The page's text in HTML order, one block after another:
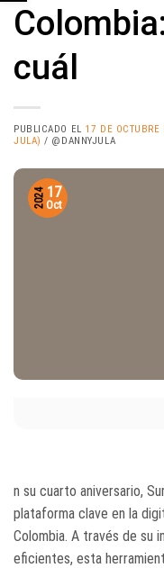
cuál
PUBLICADO EL 17 DE OCTUBRE
JULA) / @DANNYJULA
17
Oct
2024
n su cuarto aniversario,
plataforma clave en la
Colombia. A través de su
eficientes, esta